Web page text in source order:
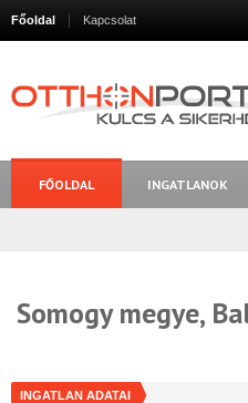
Főoldal Kapcsolat
FŐOLDAL INGATLANOK
Somogy megye,
INGATLAN ADATAI